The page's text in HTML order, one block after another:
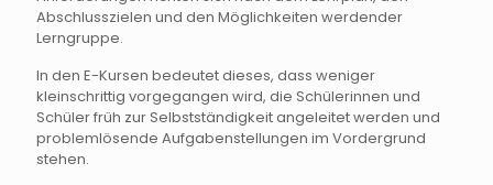
Abschlusszielen und den Möglichkeiten werdender
Lerngruppe.
In den E-Kursen bedeutet dieses, dass weniger
kleinschrittig vorgegangen wird, die Schülerinnen und
Schüler früh zur Selbstständigkeit angeleitet werden und
problemlösende Aufgabenstellungen im Vordergrund
stehen.